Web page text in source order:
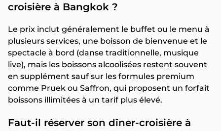
croisière à Bangkok ?
Le prix inclut généralement le buffet ou le menu à
plusieurs services, une boisson de bienvenue et le
spectacle à bord (danse traditionnelle, musique
live), mais les boissons alcoolisées restent souvent
en supplément sauf sur les formules premium
comme Pruek ou Saffron, qui proposent un forfait
boissons illimitées à un tarif plus élevé.
Faut-il réserver son dîner-croisière à